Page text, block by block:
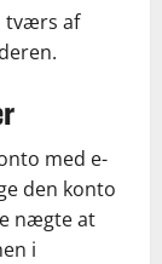
tværs af
med e-
den konto
nægte at
i